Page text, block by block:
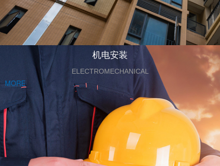
机电安装
ELECTROMECHANICAL
MORE